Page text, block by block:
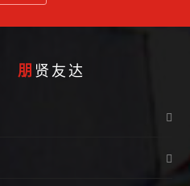
朋 贤友达